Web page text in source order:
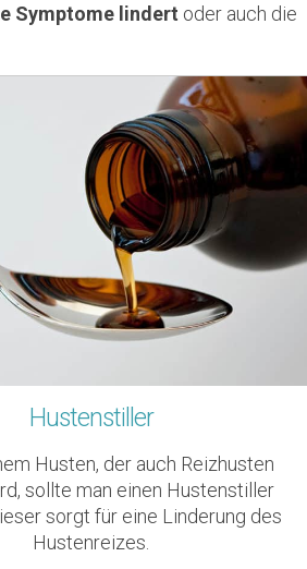
Symptome lindert oder auch die
Hustenstiller
Husten, der auch Reizhusten
sollte man einen Hustenstiller
sorgt für eine Linderung des
Hustenreizes.